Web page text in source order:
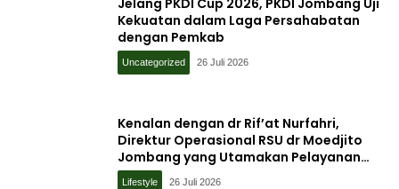
Kekuatan dalam Laga Persahabatan
dengan Pemkab
Uncategorized 26 Juli 2026
Kenalan dengan dr Rif’at Nurfahri,
Direktur Operasional RSU dr Moedjito
Jombang yang Utamakan Pelayanan
Ilmiah
Lifestyle 26 Juli 2026